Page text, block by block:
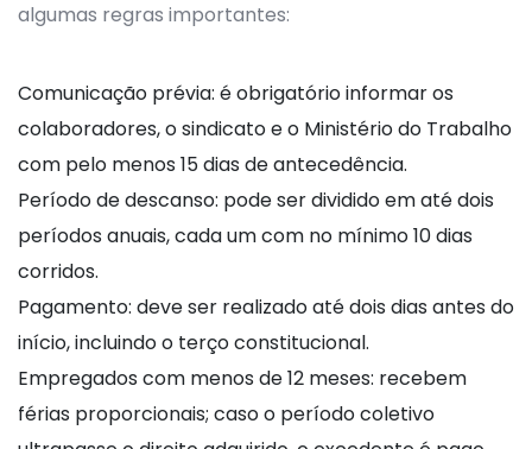
algumas regras importantes:
Comunicação prévia: é obrigatório informar os
colaboradores, o sindicato e o Ministério do Trabalho
com pelo menos 15 dias de antecedência.
Período de descanso: pode ser dividido em até dois
períodos anuais, cada um com no mínimo 10 dias
corridos.
Pagamento: deve ser realizado até dois dias antes do
início, incluindo o terço constitucional.
Empregados com menos de 12 meses: recebem
férias proporcionais; caso o período coletivo